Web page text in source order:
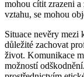
mohou cítit zrazeni
vztahu, se mohou
Situace nevěry mezi
důležité zachovat
život. Komunikace
možností